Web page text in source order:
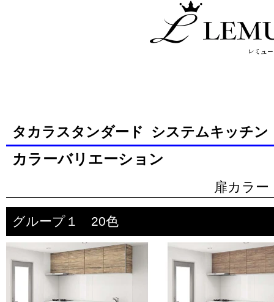
タカラスタンダード システムキッチ
カラーバリエーション
扉カラー
グループ１ 20色